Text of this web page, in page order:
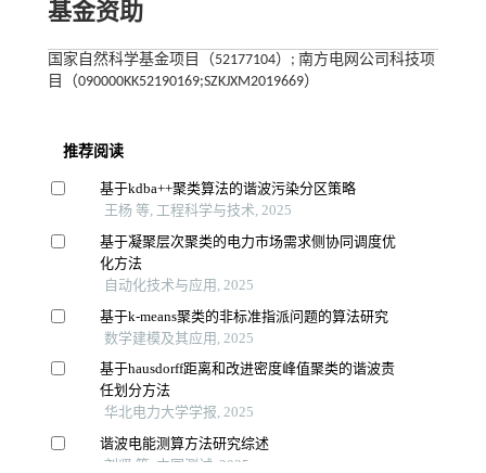
基金资助
国家自然科学基金项目（52177104）; 南方电网公司科技项
目（090000KK52190169;SZKJXM2019669）